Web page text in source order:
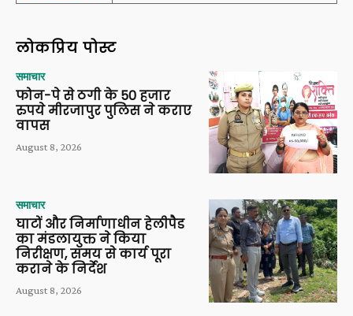
लोकप्रिय पोस्ट
समाचार
फोन-पे से ठगी के 50 हजार
रुपये मीरजापुर पुलिस ने कराए
वापस
August 8, 2026
समाचार
घाटों और निर्माणाधीन हेलीपैड
का मंडलायुक्त ने किया
निरीक्षण, समय से कार्य पूरा
कराने के निर्देश
August 8, 2026